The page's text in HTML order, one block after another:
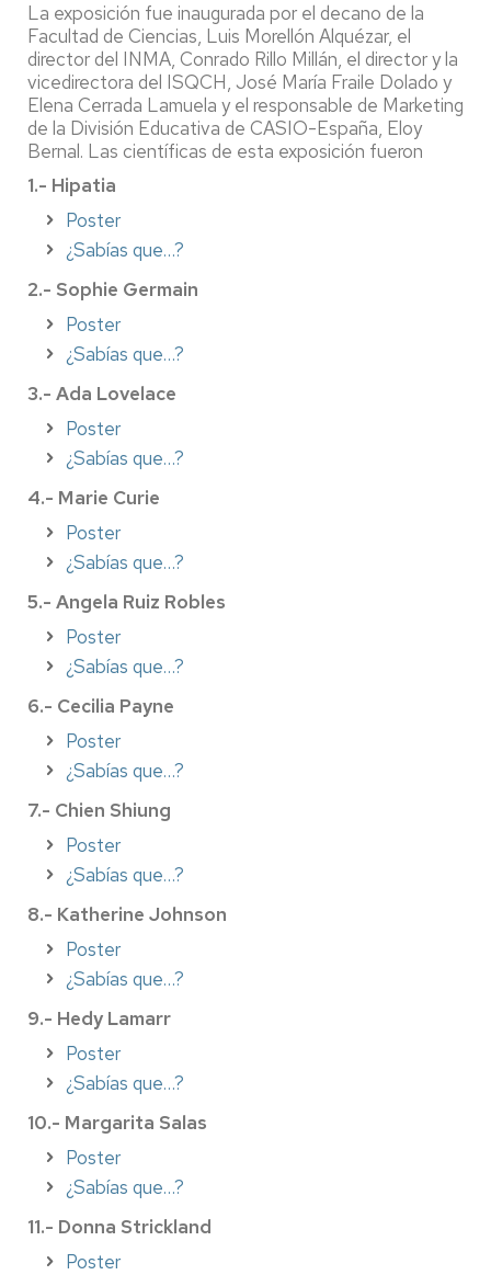
La exposición fue inaugurada por el decano de la
Facultad de Ciencias, Luis Morellón Alquézar, el
director del INMA, Conrado Rillo Millán, el director y la
vicedirectora del ISQCH, José María Fraile Dolado y
Elena Cerrada Lamuela y el responsable de Marketing
de la División Educativa de CASIO-España, Eloy
Bernal. Las científicas de esta exposición fueron
1.- Hipatia
Poster
¿Sabías que…?
2.- Sophie Germain
Poster
¿Sabías que…?
3.- Ada Lovelace
Poster
¿Sabías que…?
4.- Marie Curie
Poster
¿Sabías que…?
5.- Angela Ruiz Robles
Poster
¿Sabías que…?
6.- Cecilia Payne
Poster
¿Sabías que…?
7.- Chien Shiung
Poster
¿Sabías que…?
8.- Katherine Johnson
Poster
¿Sabías que…?
9.- Hedy Lamarr
Poster
¿Sabías que…?
10.- Margarita Salas
Poster
¿Sabías que…?
11.- Donna Strickland
Poster